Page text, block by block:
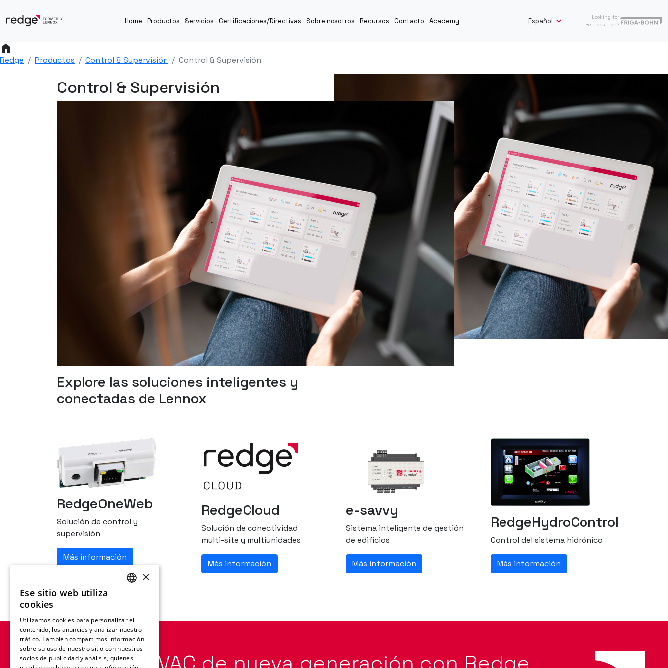
Home Productos Servicios Certificaciones/Directivas Sobre nosotros Recursos Contacto Academy Español
Looking for
Refrigeration?
home
Redge Productos Control & Supervisión Control & Supervisión
Control & Supervisión
Explore las soluciones inteligentes y
conectadas de Lennox
RedgeOneWeb
Solución de control y
supervisión
Más información
RedgeCloud
Solución de conectividad
multi-site y multiunidades
Más información
e-savvy
Sistema inteligente de gestión
de edificios
Más información
RedgeHydroControl
Control del sistema hidrónico
Más información
GERMAN
ITALIAN
SPANISH
×
Ese sitio web utiliza
cookies
Utilizamos cookies para personalizar el
contenido, los anuncios y analizar nuestro
tráfico. También compartimos información
sobre su uso de nuestro sitio con nuestros
socios de publicidad y análisis, quienes